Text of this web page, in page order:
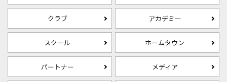
クラブ アカデミー
スクール ホームタウン
パートナー メディア